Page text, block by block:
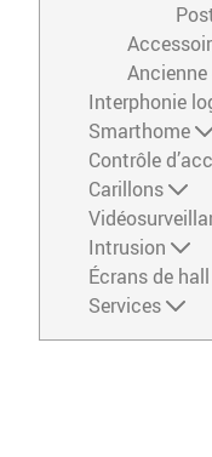
Interphonie
Smarthome
Contrôle
Carillons
Intrusion
Écrans de hall
Services